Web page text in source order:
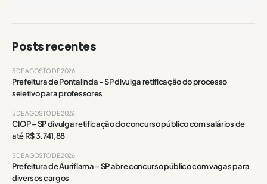
Posts recentes
Prefeitura de Pontalinda – SP divulga retificação do processo
seletivo para professores
5 DE AGOSTO DE 2026
CIOP – SP divulga retificação do concurso público com salários de
até R$ 3.741,88
5 DE AGOSTO DE 2026
Prefeitura de Auriflama – SP abre concurso público com vagas para
diversos cargos
5 DE AGOSTO DE 2026